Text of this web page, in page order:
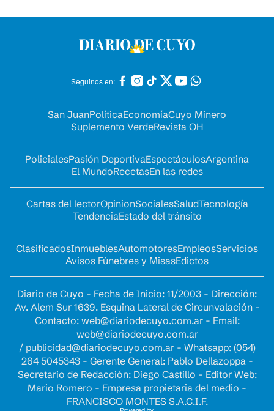
Seguinos en:
San JuanPolíticaEconomíaCuyo Minero
Suplemento VerdeRevista OH
PolicialesPasión DeportivaEspectáculosArgentina
El MundoRecetasEn las redes
Cartas del lectorOpinionSocialesSaludTecnología
TendenciaEstado del tránsito
ClasificadosInmueblesAutomotoresEmpleosServicios
Avisos Fúnebres y MisasEdictos
Diario de Cuyo - Fecha de Inicio: 11/2003 - Dirección:
Av. Alem Sur 1639. Esquina Lateral de Circunvalación -
Contacto: web@diariodecuyo.com.ar- Email:
web@diariodecuyo.com.ar
/ publicidad@diariodecuyo.com.ar- Whatsapp: (054)
264 5045343 - Gerente General: Pablo Dellazoppa -
Secretario de Redacción: Diego Castillo - Editor Web:
Mario Romero - Empresa propietaria del medio -
FRANCISCO MONTES S.A.C.I.F.